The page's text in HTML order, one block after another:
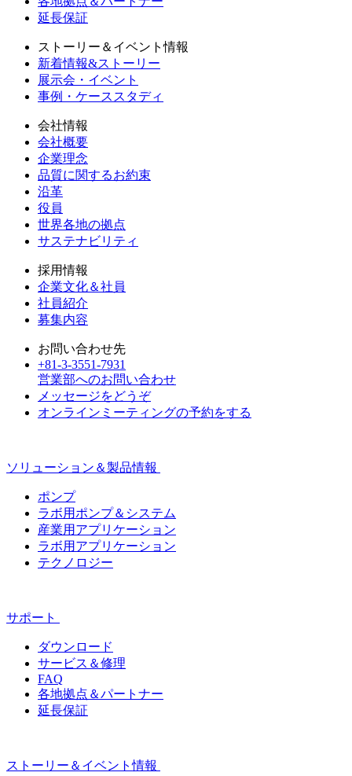
延長保証
ストーリー＆イベント情報
新着情報&ストーリー
展示会・イベント
事例・ケーススタディ
会社情報
会社概要
企業理念
品質に関するお約束
沿革
役員
世界各地の拠点
サステナビリティ
採用情報
企業文化＆社員
社員紹介
募集内容
お問い合わせ先
+81-3-3551-7931
営業部へのお問い合わせ
メッセージをどうぞ
オンラインミーティングの予約をする
ソリューション＆製品情報
ポンプ
ラボ用ポンプ＆システム
産業用アプリケーション
ラボ用アプリケーション
テクノロジー
サポート
ダウンロード
サービス＆修理
FAQ
各地拠点＆パートナー
延長保証
ストーリー＆イベント情報